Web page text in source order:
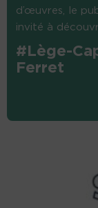
d’œuvres, le
invité à
#Lège-
Ferret